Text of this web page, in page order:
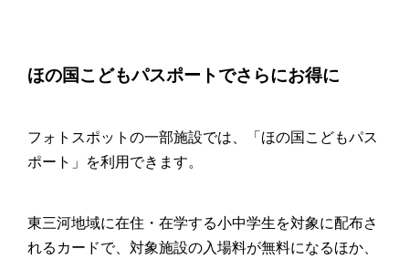
ほの国こどもパスポートでさらにお得に
フォトスポットの一部施設では、「ほの国こどもパス
ポート」を利用できます。
東三河地域に在住・在学する小中学生を対象に配布さ
れるカードで、対象施設の入場料が無料になるほか、